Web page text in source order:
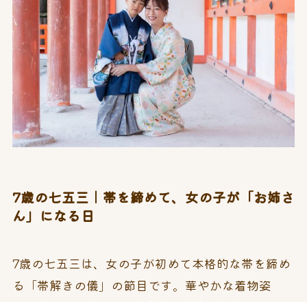
7歳の七五三｜帯を締めて、女の子が「お姉さ
ん」になる日
7歳の七五三は、女の子が初めて本格的な帯を締め
る「帯解きの儀」の節目です。華やかな着物姿